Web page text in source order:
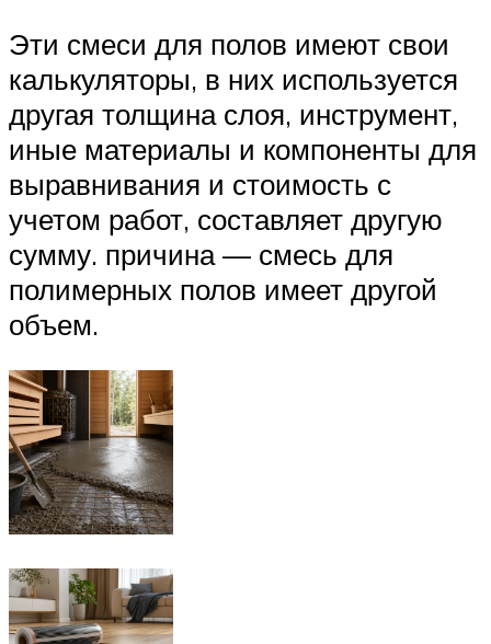
Эти смеси для полов имеют свои
калькуляторы, в них используется
другая толщина слоя, инструмент,
иные материалы и компоненты для
выравнивания и стоимость с
учетом работ, составляет другую
сумму. причина — смесь для
полимерных полов имеет другой
объем.